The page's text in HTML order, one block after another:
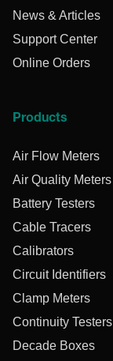
News & Articles
Support Center
Online Orders
Products
Air Flow Meters
Air Quality Meters
Battery Testers
Cable Tracers
Calibrators
Circuit Identifiers
Clamp Meters
Continuity Testers
Decade Boxes